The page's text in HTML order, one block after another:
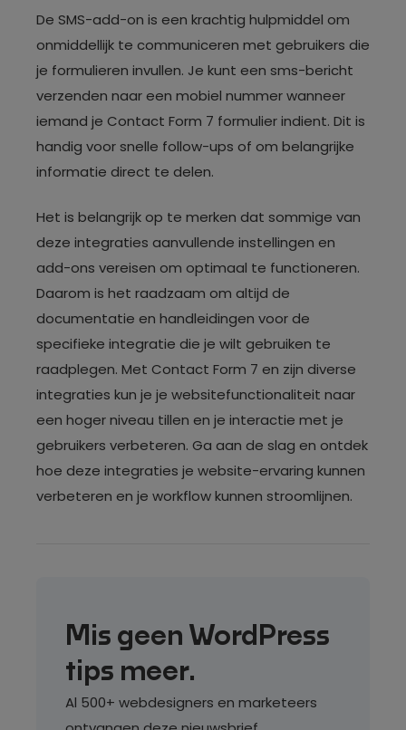
De SMS-add-on is een krachtig hulpmiddel om
onmiddellijk te communiceren met gebruikers die
je formulieren invullen. Je kunt een sms-bericht
verzenden naar een mobiel nummer wanneer
iemand je Contact Form 7 formulier indient. Dit is
handig voor snelle follow-ups of om belangrijke
informatie direct te delen.
Het is belangrijk op te merken dat sommige van
deze integraties aanvullende instellingen en
add-ons vereisen om optimaal te functioneren.
Daarom is het raadzaam om altijd de
documentatie en handleidingen voor de
specifieke integratie die je wilt gebruiken te
raadplegen. Met Contact Form 7 en zijn diverse
integraties kun je je websitefunctionaliteit naar
een hoger niveau tillen en je interactie met je
gebruikers verbeteren. Ga aan de slag en ontdek
hoe deze integraties je website-ervaring kunnen
verbeteren en je workflow kunnen stroomlijnen.
Mis geen WordPress
tips meer.
Al 500+ webdesigners en marketeers